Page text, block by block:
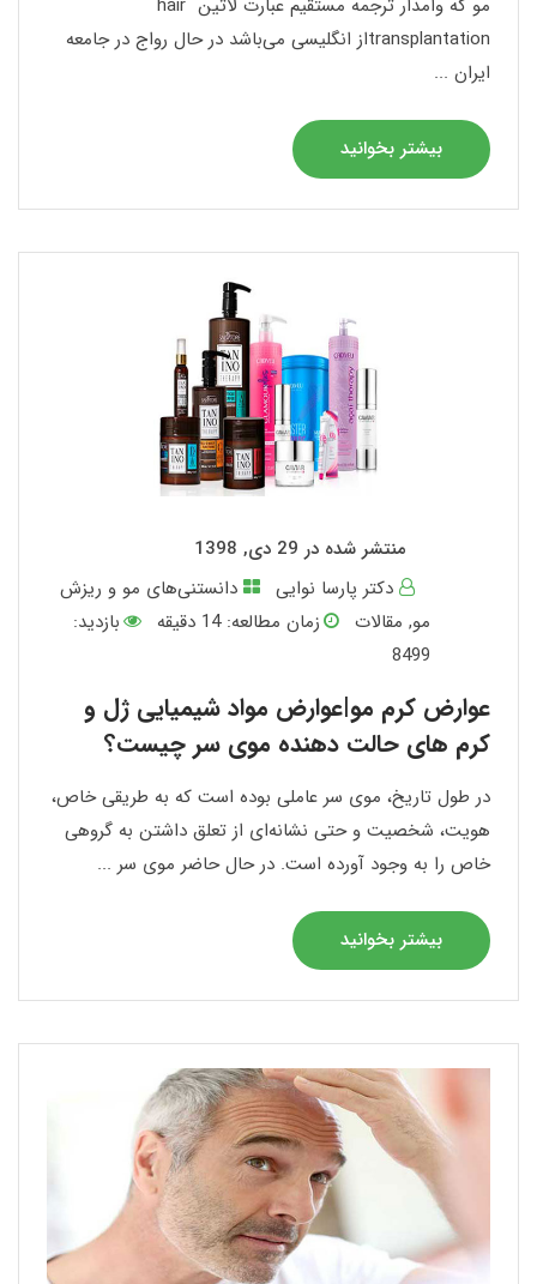
مو که وامدار ترجمه مستقیم عبارت لاتین hair
transplantationاز انگلیسی می‌باشد در حال رواج در جامعه
ایران ...
بیشتر بخوانید
منتشر شده در 29 دی, 1398
دکتر پارسا نوایی
دانستنی‌های مو و ریزش
مو, مقالات زمان مطالعه: 14 دقیقه
بازدید:
8499
عوارض کرم مو|عوارض مواد شیمیایی ژل و
کرم های حالت دهنده موی سر چیست؟
در طول تاریخ، موی سر عاملی بوده است که به طریقی خاص،
هویت، شخصیت و حتی نشانه‌ای از تعلق داشتن به گروهی
خاص را به وجود آورده است. در حال حاضر موی سر ...
بیشتر بخوانید